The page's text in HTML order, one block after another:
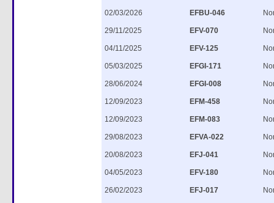
02/03/2026 EFBU-046
29/11/2025 EFV-070
04/11/2025 EFV-125
05/03/2025 EFGI-171
28/06/2024 EFGI-008
12/09/2023 EFM-458
12/09/2023 EFM-083
29/08/2023 EFVA-022
20/08/2023 EFJ-041
04/05/2023 EFV-180
26/02/2023 EFJ-017